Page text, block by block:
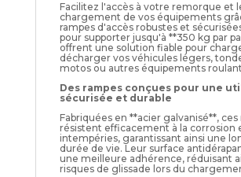
Facilitez l'accès à votre remorque et
chargement de vos équipements
rampes d'accès robustes et
pour supporter jusqu'à **350 kg par
offrent une solution fiable pour
décharger vos véhicules légers,
motos ou autres équipements
Des rampes conçues pour une
sécurisée et durable
Fabriquées en **acier galvanisé**, ces
résistent efficacement à la corrosion
intempéries, garantissant ainsi une
durée de vie. Leur surface
une meilleure adhérence, réduisant
risques de glissade lors du